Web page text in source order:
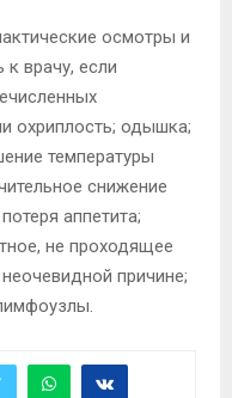
осмотры и
врачу, если
охриплость; одышка;
температуры
снижение
аппетита;
не проходящее
причине;